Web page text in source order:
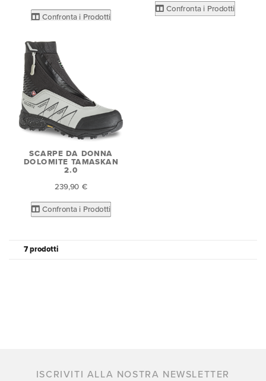
Confronta i Prodotti
Confronta i Prodotti
SCARPE DA DONNA
DOLOMITE TAMASKAN
2.0
239,90 €
Confronta i Prodotti
7 prodotti
ISCRIVITI ALLA NOSTRA NEWSLETTER